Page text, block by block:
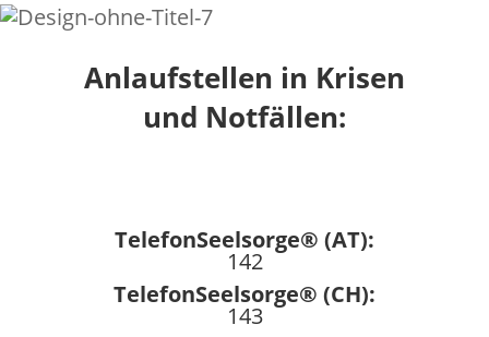
Anlaufstellen in Krisen
und Notfällen:
TelefonSeelsorge® (AT):
142
TelefonSeelsorge® (CH):
143